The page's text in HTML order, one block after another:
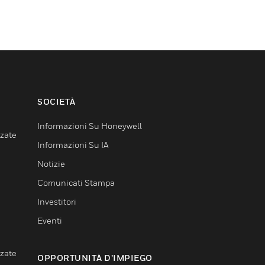
SOCIETÀ
Informazioni Su Honeywell
Informazioni Su IA
Notizie
Comunicati Stampa
Investitori
Eventi
OPPORTUNITÀ D’IMPIEGO